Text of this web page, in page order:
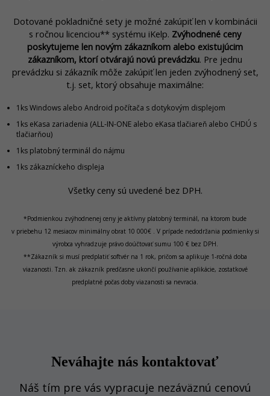
Dotované pokladničné sety je možné zakúpiť len v kombinácii
s ročnou licenciou** systému iKelp. Zvýhodnené ceny
poskytujeme len novým zákazníkom alebo existujúcim
zákazníkom, ktorí otvárajú novú prevádzku. Pre jednu
prevádzku si zákazník môže zakúpiť len jeden zvýhodnený set,
t.j. set, ktorý obsahuje maximálne:
1ks Windows alebo Android počítača s dotykovým displejom
1ks eKasa zariadenia (ALL-IN-ONE alebo eKasa tlačiareň alebo CHDÚ s
tlačiarňou)
1ks platobný terminál do nájmu
1ks zákazníckeho displeja
Všetky ceny sú uvedené bez DPH.
*Podmienkou zvýhodnenej ceny je aktívny platobný terminál, na ktorom bude
v priebehu 12 mesiacov minimálny obrat 10 000€ . V prípade nedodržania podmienky si
výrobca vyhradzuje právo doúčtovať sumu 100 € bez DPH.
**Zákazník si musí predplatiť softvér na 1 rok, pričom sa aplikuje 1-ročná doba
viazanosti. Tzn. ak zákazník predčasne ukončí používanie aplikácie, zostatkové
predplatné počas doby viazanosti sa nevracia.
Neváhajte nás kontaktovať
Náš tím pre vás vypracuje nezáväznú cenovú